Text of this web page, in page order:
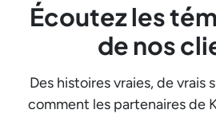
Écoutez les
de nos
Des histoires vraies, de vrais
comment les partenaires de